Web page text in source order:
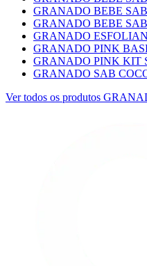
GRANADO BEBE
GRANADO BEBE
GRANADO
GRANADO PINK
GRANADO PINK KIT
GRANADO SAB
Ver todos os produtos